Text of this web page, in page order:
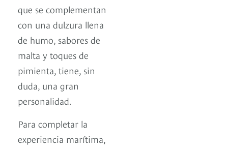
que se complementan
con una dulzura llena
de humo, sabores de
malta y toques de
pimienta, tiene, sin
duda, una gran
personalidad.
Para completar la
experiencia marítima,